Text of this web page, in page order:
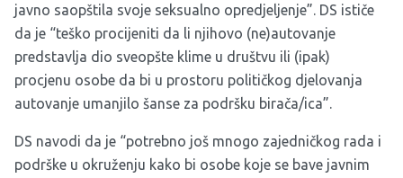
javno saopštila svoje seksualno opredjeljenje”. DS ističe
da je “teško procijeniti da li njihovo (ne)autovanje
predstavlja dio sveopšte klime u društvu ili (ipak)
procjenu osobe da bi u prostoru političkog djelovanja
autovanje umanjilo šanse za podršku birača/ica”.
DS navodi da je “potrebno još mnogo zajedničkog rada i
podrške u okruženju kako bi osobe koje se bave javnim